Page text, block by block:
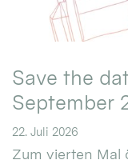
Save the
September
22. Juli 2026
Zum vierten Mal